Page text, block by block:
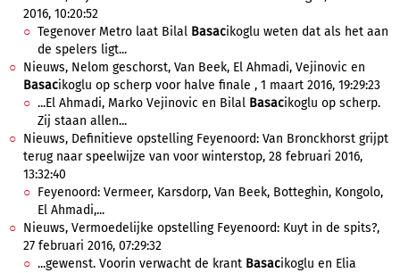
2016, 10:20:52
Tegenover Metro laat Bilal Basacikoglu weten dat als het aan
de spelers ligt...
Nieuws, Nelom geschorst, Van Beek, El Ahmadi, Vejinovic en
Basacikoglu op scherp voor halve finale , 1 maart 2016, 19:29:23
...El Ahmadi, Marko Vejinovic en Bilal Basacikoglu op scherp.
Zij staan allen...
Nieuws, Definitieve opstelling Feyenoord: Van Bronckhorst grijpt
terug naar speelwijze van voor winterstop, 28 februari 2016,
13:32:40
Feyenoord: Vermeer, Karsdorp, Van Beek, Botteghin, Kongolo,
El Ahmadi,...
Nieuws, Vermoedelijke opstelling Feyenoord: Kuyt in de spits?,
27 februari 2016, 07:29:32
...gewenst. Voorin verwacht de krant Basacikoglu en Elia